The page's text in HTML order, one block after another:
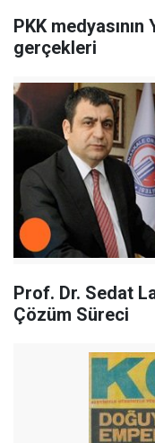
PKK
gerçekleri
Prof. Dr. Sedat
Çözüm Süreci